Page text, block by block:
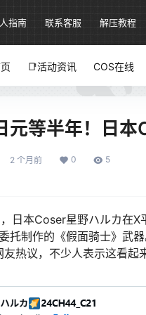
指南 联系客服 解压教程
📑活动资讯 COS在线
元等半年！日
2 个月前 0 5
本Coser星野ハルカ在X
托制作的《假面骑士》武
热议，不少人表示这看起